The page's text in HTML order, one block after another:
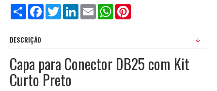
Compartilhar
FacebookTwitterLinkedInEmail WhatsApp
DESCRIÇÃO
Capa para Conector DB25 com Kit
Curto Preto